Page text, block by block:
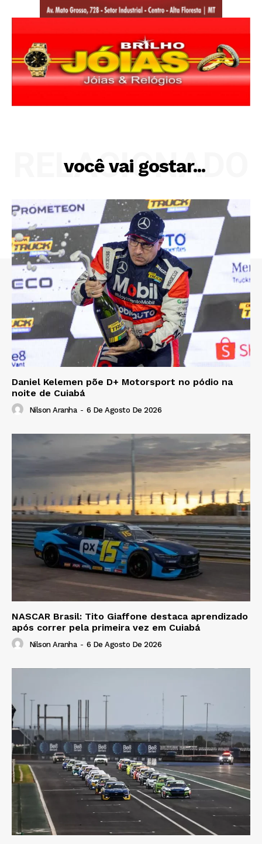
você vai gostar...
RELACIONADO
Daniel Kelemen põe D+ Motorsport no pódio na
noite de Cuiabá
Nilson Aranha - 6 De Agosto De 2026
NASCAR Brasil: Tito Giaffone destaca aprendizado
após correr pela primeira vez em Cuiabá
Nilson Aranha - 6 De Agosto De 2026